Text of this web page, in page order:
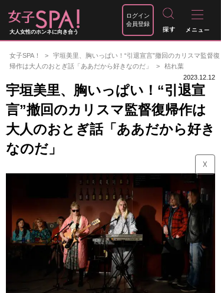
大人女性のホンネに向き合う
ログイン
会員登録
女子SPA！
宇垣美里、胸いっぱい！“引退宣言”撤回のカリスマ監督復
帰作は大人のおとぎ話「ああだから好きなのだ」
枯れ葉
2023.12.12
宇垣美里、胸いっぱい！“引退宣
言”撤回のカリスマ監督復帰作は
大人のおとぎ話「ああだから好き
なのだ」
☓